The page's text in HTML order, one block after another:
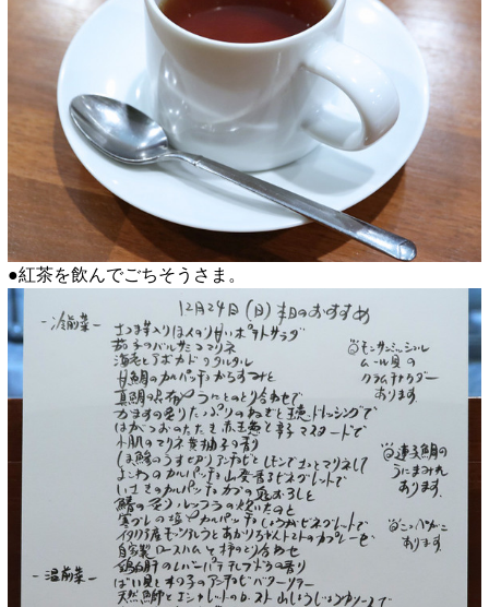
●紅茶を飲んでごちそうさま。